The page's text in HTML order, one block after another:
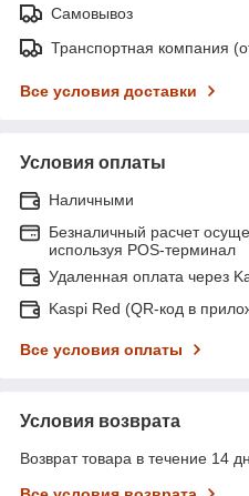
Самовывоз
Транспортная компания
Все условия доставки
Условия оплаты
Наличными
Безналичный расчет
используя POS-терминал
Удаленная оплата через
Kaspi Red (QR-код в
Все условия оплаты
Условия возврата
Возврат товара в течение 14